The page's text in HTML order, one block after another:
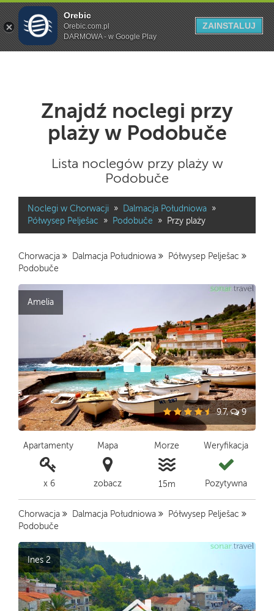
Szukaj
Znajdź noclegi przy
plaży w Podobuče
Lista noclegów przy plaży w
Podobuče
Noclegi w Chorwacji » Dalmacja Południowa »
Półwysep Pelješac
» Podobuče » Przy plaży
Chorwacja Dalmacja Południowa
Półwysep Pelješac
Podobuče
Amelia
9.7, 9
Apartamenty
x 6
Mapa
zobacz
Morze
15m
Weryfikacja
Pozytywna
Chorwacja Dalmacja Południowa
Półwysep Pelješac
Podobuče
Ines 2
Orebic
Orebic.com.pl
DARMOWA - w Google Play
ZAINSTALUJ